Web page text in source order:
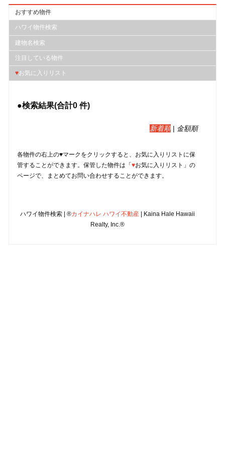
おすすめ物件
ハワイ物件検索
建物名検索
注目している物件
♥お気に入りリスト
●検索結果(合計0 件)
新着順| 金額順
各物件の右上の♥マークをクリックすると、︎お気に入りリストに保
管することができます。保管した物件は「♥お気に入りリスト」の
ページで、まとめてお問い合わせすることができます。
ハワイ物件検索 | ®カイナハレ ハワイ不動産 | Kaina Hale Hawaii
Realty, Inc.®